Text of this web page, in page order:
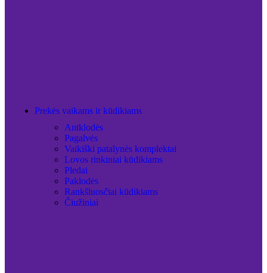
Prekės vaikams ir kūdikiams
Antklodės
Pagalvės
Vaikiški patalynės komplektai
Lovos rinkiniai kūdikiams
Pledai
Paklodės
Rankšluosčiai kūdikiams
Čiužiniai